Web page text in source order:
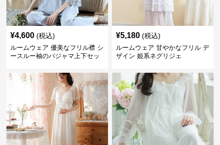
¥4,600 (税込)
ルームウェア 優美なフリル襟 シ
ースルー袖のパジャマ上下セッ
¥5,180 (税込)
ルームウェア 甘やかなフリル デ
ザイン 姫系ネグリジェ